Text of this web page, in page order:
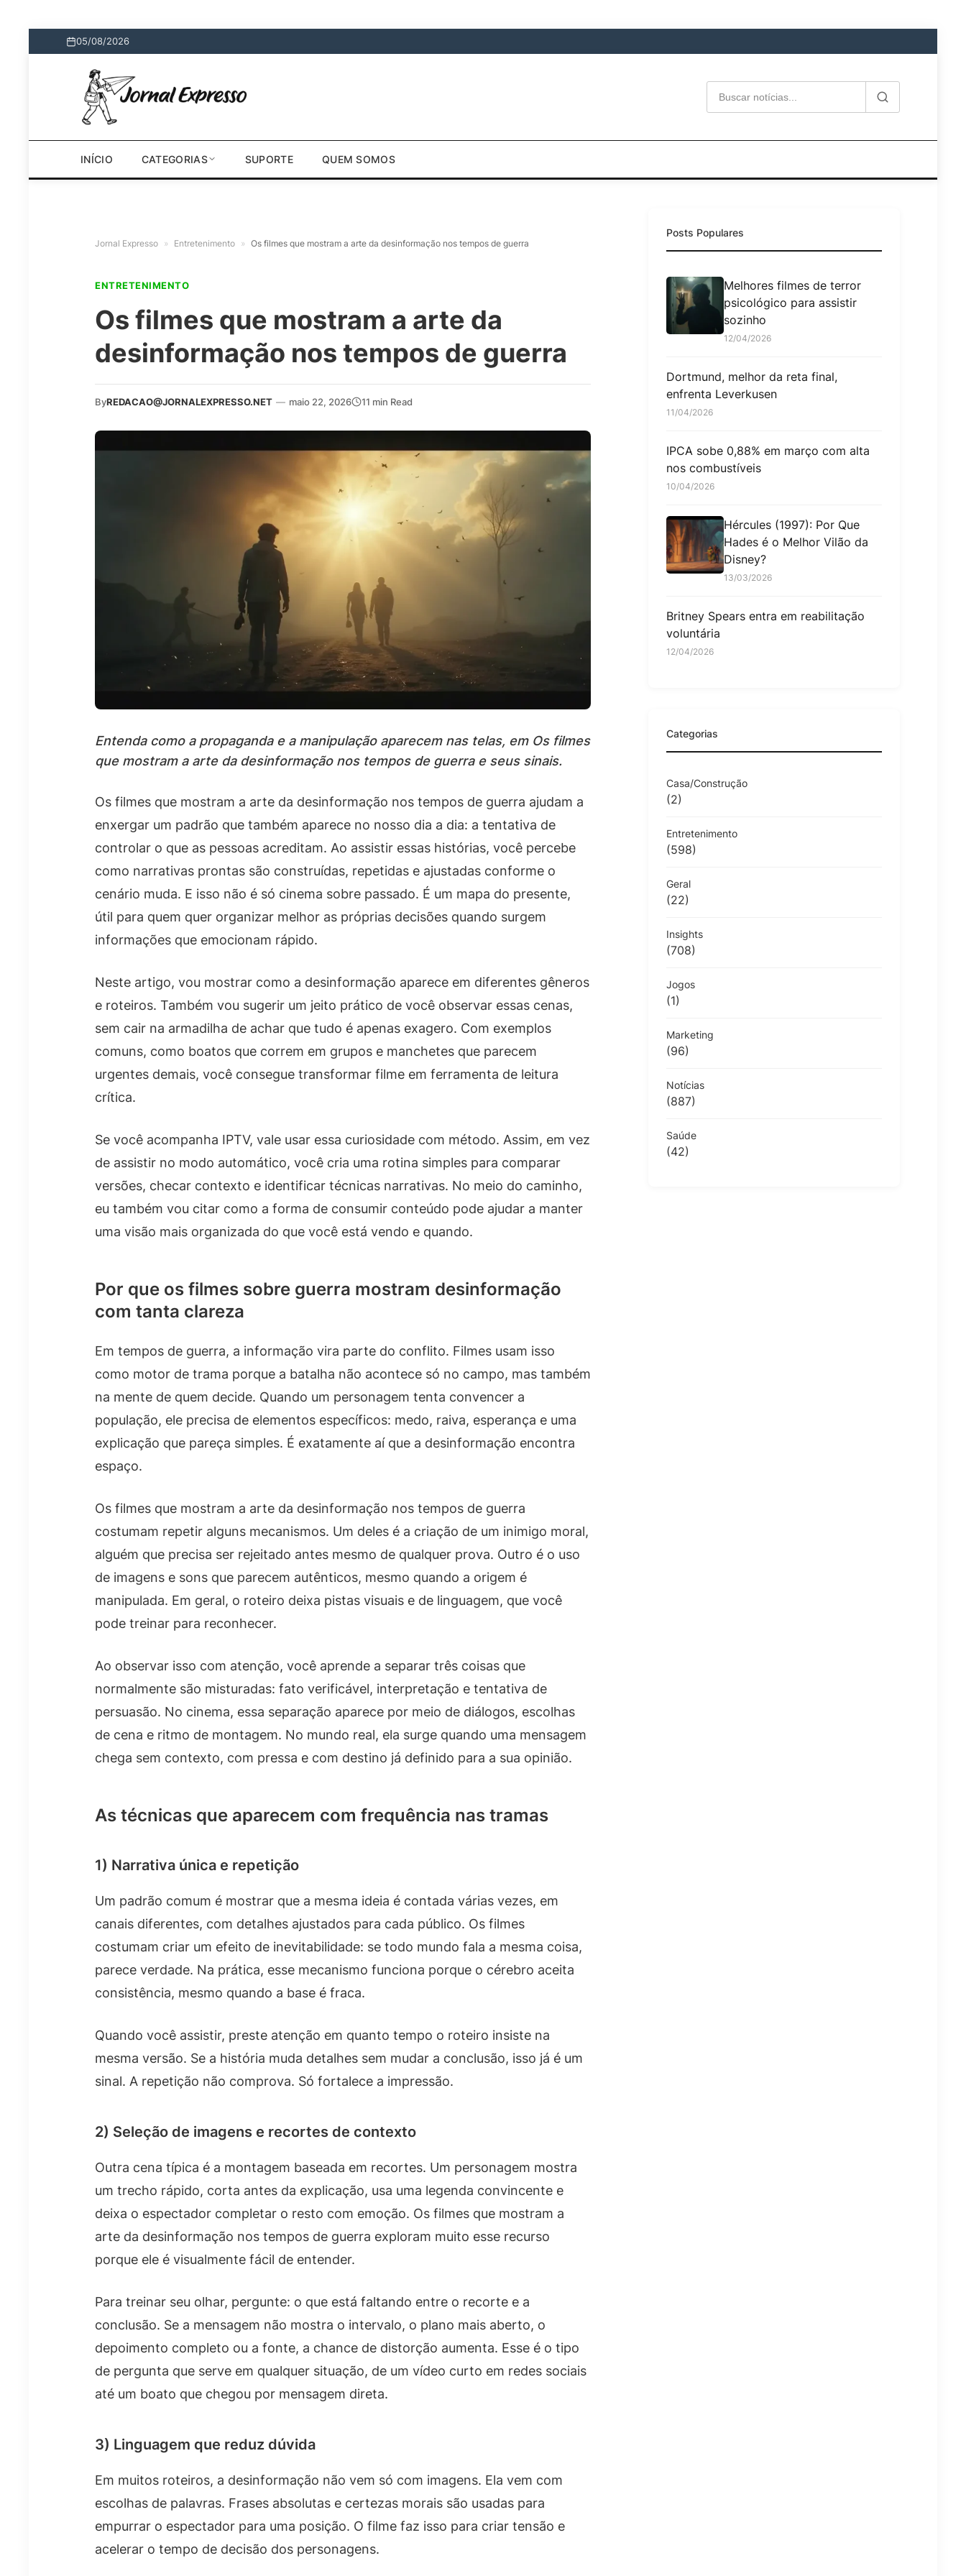
05/08/2026
INÍCIO CATEGORIAS SUPORTE QUEM SOMOS
Jornal Expresso » Entretenimento » Os filmes que mostram a arte da desinformação nos tempos de guerra
ENTRETENIMENTO
Os filmes que mostram a arte da
desinformação nos tempos de guerra
ByREDACAO@JORNALEXPRESSO.NET — maio 22, 2026 11 min Read
Entenda como a propaganda e a manipulação aparecem nas telas, em Os filmes
que mostram a arte da desinformação nos tempos de guerra e seus sinais.
Os filmes que mostram a arte da desinformação nos tempos de guerra ajudam a
enxergar um padrão que também aparece no nosso dia a dia: a tentativa de
controlar o que as pessoas acreditam. Ao assistir essas histórias, você percebe
como narrativas prontas são construídas, repetidas e ajustadas conforme o
cenário muda. E isso não é só cinema sobre passado. É um mapa do presente,
útil para quem quer organizar melhor as próprias decisões quando surgem
informações que emocionam rápido.
Neste artigo, vou mostrar como a desinformação aparece em diferentes gêneros
e roteiros. Também vou sugerir um jeito prático de você observar essas cenas,
sem cair na armadilha de achar que tudo é apenas exagero. Com exemplos
comuns, como boatos que correm em grupos e manchetes que parecem
urgentes demais, você consegue transformar filme em ferramenta de leitura
crítica.
Se você acompanha IPTV, vale usar essa curiosidade com método. Assim, em vez
de assistir no modo automático, você cria uma rotina simples para comparar
versões, checar contexto e identificar técnicas narrativas. No meio do caminho,
eu também vou citar como a forma de consumir conteúdo pode ajudar a manter
uma visão mais organizada do que você está vendo e quando.
Por que os filmes sobre guerra mostram desinformação
com tanta clareza
Em tempos de guerra, a informação vira parte do conflito. Filmes usam isso
como motor de trama porque a batalha não acontece só no campo, mas também
na mente de quem decide. Quando um personagem tenta convencer a
população, ele precisa de elementos específicos: medo, raiva, esperança e uma
explicação que pareça simples. É exatamente aí que a desinformação encontra
espaço.
Os filmes que mostram a arte da desinformação nos tempos de guerra
costumam repetir alguns mecanismos. Um deles é a criação de um inimigo moral,
alguém que precisa ser rejeitado antes mesmo de qualquer prova. Outro é o uso
de imagens e sons que parecem autênticos, mesmo quando a origem é
manipulada. Em geral, o roteiro deixa pistas visuais e de linguagem, que você
pode treinar para reconhecer.
Ao observar isso com atenção, você aprende a separar três coisas que
normalmente são misturadas: fato verificável, interpretação e tentativa de
persuasão. No cinema, essa separação aparece por meio de diálogos, escolhas
de cena e ritmo de montagem. No mundo real, ela surge quando uma mensagem
chega sem contexto, com pressa e com destino já definido para a sua opinião.
As técnicas que aparecem com frequência nas tramas
1) Narrativa única e repetição
Um padrão comum é mostrar que a mesma ideia é contada várias vezes, em
canais diferentes, com detalhes ajustados para cada público. Os filmes
costumam criar um efeito de inevitabilidade: se todo mundo fala a mesma coisa,
parece verdade. Na prática, esse mecanismo funciona porque o cérebro aceita
consistência, mesmo quando a base é fraca.
Quando você assistir, preste atenção em quanto tempo o roteiro insiste na
mesma versão. Se a história muda detalhes sem mudar a conclusão, isso já é um
sinal. A repetição não comprova. Só fortalece a impressão.
2) Seleção de imagens e recortes de contexto
Outra cena típica é a montagem baseada em recortes. Um personagem mostra
um trecho rápido, corta antes da explicação, usa uma legenda convincente e
deixa o espectador completar o resto com emoção. Os filmes que mostram a
arte da desinformação nos tempos de guerra exploram muito esse recurso
porque ele é visualmente fácil de entender.
Para treinar seu olhar, pergunte: o que está faltando entre o recorte e a
conclusão. Se a mensagem não mostra o intervalo, o plano mais aberto, o
depoimento completo ou a fonte, a chance de distorção aumenta. Esse é o tipo
de pergunta que serve em qualquer situação, de um vídeo curto em redes sociais
até um boato que chegou por mensagem direta.
3) Linguagem que reduz dúvida
Em muitos roteiros, a desinformação não vem só com imagens. Ela vem com
escolhas de palavras. Frases absolutas e certezas morais são usadas para
empurrar o espectador para uma posição. O filme faz isso para criar tensão e
acelerar o tempo de decisão dos personagens.
Posts Populares
Melhores filmes de terror
psicológico para assistir
sozinho
12/04/2026
Dortmund, melhor da reta final,
enfrenta Leverkusen
11/04/2026
IPCA sobe 0,88% em março com alta
nos combustíveis
10/04/2026
Hércules (1997): Por Que
Hades é o Melhor Vilão da
Disney?
13/03/2026
Britney Spears entra em reabilitação
voluntária
12/04/2026
Categorias
Casa/Construção
(2)
Entretenimento
(598)
Geral
(22)
Insights
(708)
Jogos
(1)
Marketing
(96)
Notícias
(887)
Saúde
(42)